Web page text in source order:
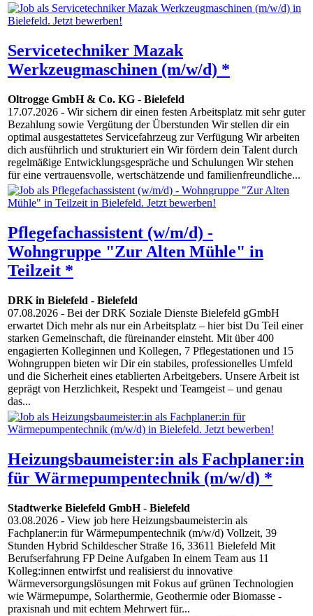
Servicetechniker Mazak
Werkzeugmaschinen (m/w/d) *
Oltrogge GmbH & Co. KG - Bielefeld
17.07.2026 - Wir sichern dir einen festen Arbeitsplatz mit sehr guter
Bezahlung sowie Vergütung der Überstunden Wir stellen dir ein
optimal ausgestattetes Servicefahrzeug zur Verfügung Wir arbeiten
dich ausführlich und strukturiert ein Wir fördern dein Talent durch
regelmäßige Entwicklungsgespräche und Schulungen Wir stehen
für eine vertrauensvolle, wertschätzende und familienfreundliche...
Pflegefachassistent (w/m/d) -
Wohngruppe "Zur Alten Mühle" in
Teilzeit *
DRK in Bielefeld - Bielefeld
07.08.2026 - Bei der DRK Soziale Dienste Bielefeld gGmbH
erwartet Dich mehr als nur ein Arbeitsplatz – hier bist Du Teil einer
starken Gemeinschaft, die füreinander einsteht. Mit über 400
engagierten Kolleginnen und Kollegen, 7 Pflegestationen und 15
Wohngruppen bieten wir Dir ein stabiles, professionelles Umfeld
und die Sicherheit eines etablierten Arbeitgebers. Unsere Arbeit ist
geprägt von Herzlichkeit, Respekt und Teamgeist – und genau
das...
Heizungsbaumeister:in als Fachplaner:in
für Wärmepumpentechnik (m/w/d) *
Stadtwerke Bielefeld GmbH- Bielefeld
03.08.2026 - View job here Heizungsbaumeister:in als
Fachplaner:in für Wärmepumpentechnik (m/w/d) Vollzeit, 39
Stunden Hybrid Schildescher Straße 16, 33611 Bielefeld Mit
Berufserfahrung FP Deine Aufgaben In einem Team aus 11
Kolleg:innen entwirfst und realisierst du innovative
Wärmeversorgungslösungen mit Fokus auf grünen Technologien
wie Wärmepumpe, Solarthermie, Geothermie oder Biomasse -
praxisnah und mit echtem Mehrwert für...